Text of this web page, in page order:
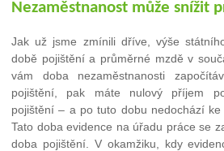
Nezaměstnanost může snížit
Jak už jsme zmínili dříve, výše
době pojištění a průměrné mzdě v
vám doba nezaměstnanosti
pojištění, pak máte nulový příjem
pojištění – a po tuto dobu nedochází ke
Tato doba evidence na úřadu práce se
doba pojištění. V okamžiku, kdy